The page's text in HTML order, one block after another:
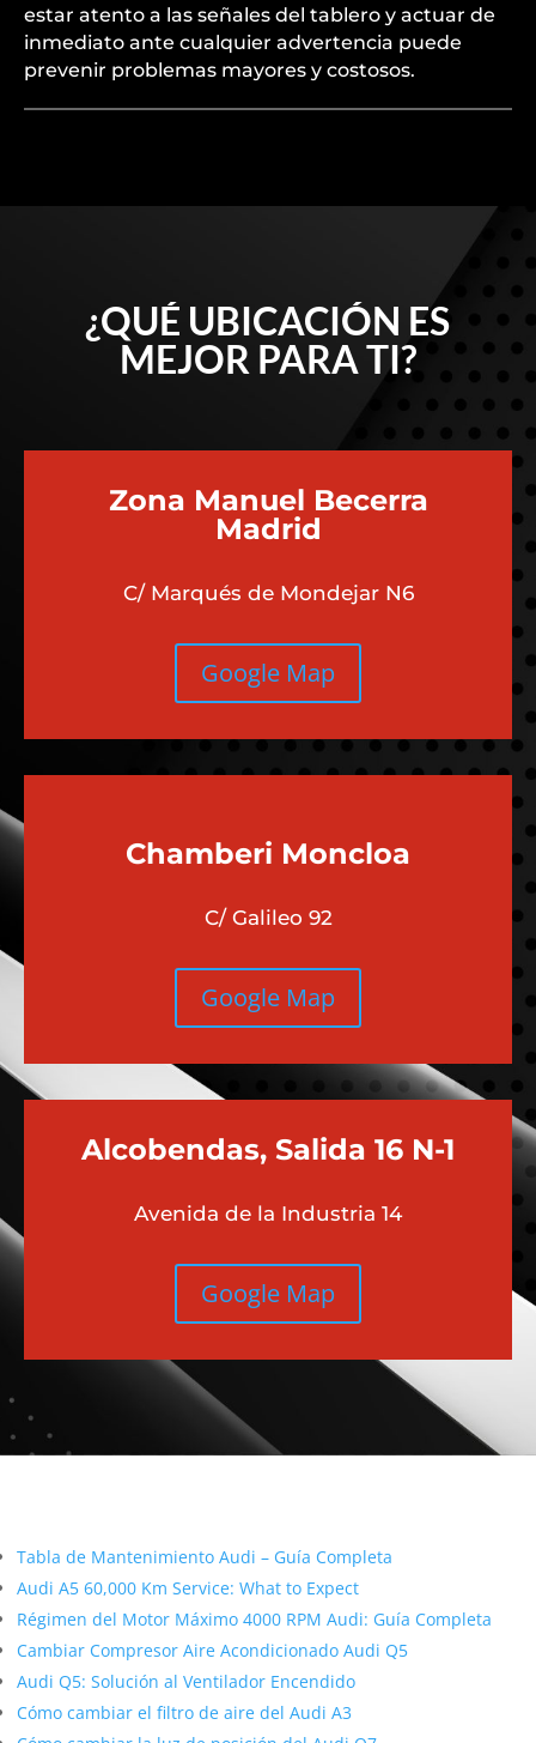
estar atento a las señales del tablero y actuar de
inmediato ante cualquier advertencia puede
prevenir problemas mayores y costosos.
¿QUÉ UBICACIÓN ES
MEJOR PARA TI?
Zona Manuel Becerra
Madrid
C/ Marqués de Mondejar N6
Google Map
Chamberi Moncloa
C/ Galileo 92
Google Map
Alcobendas, Salida 16 N-1
Avenida de la Industria 14
Google Map
Tabla de Mantenimiento Audi – Guía Completa
Audi A5 60,000 Km Service: What to Expect
Régimen del Motor Máximo 4000 RPM Audi: Guía Completa
Cambiar Compresor Aire Acondicionado Audi Q5
Audi Q5: Solución al Ventilador Encendido
Cómo cambiar el filtro de aire del Audi A3